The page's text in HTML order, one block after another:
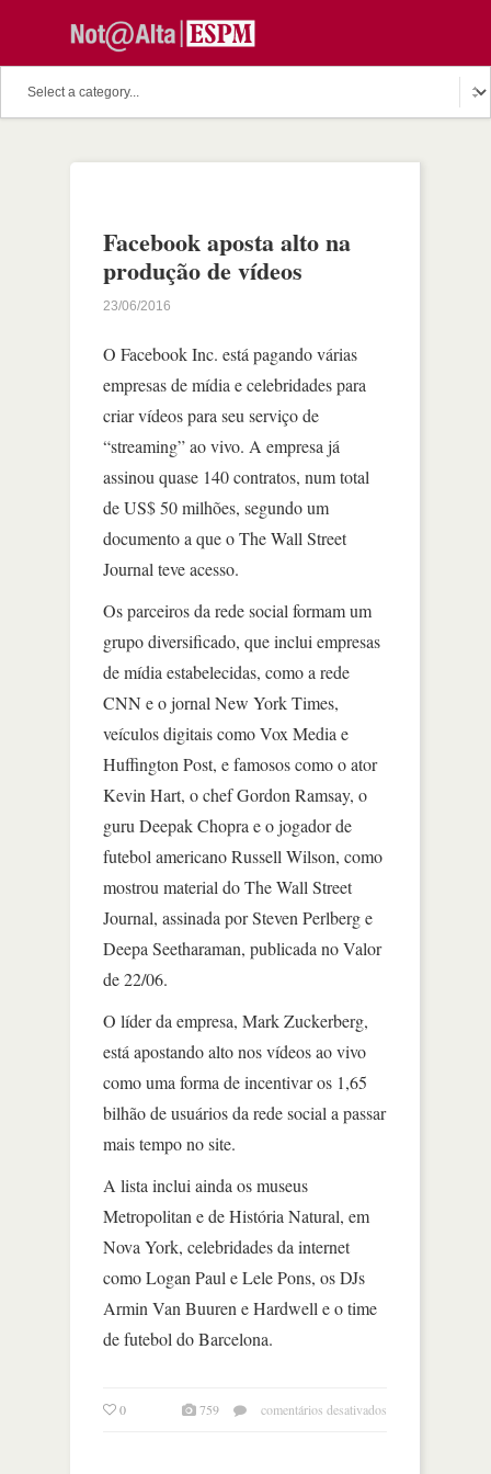
Facebook aposta alto na
produção de vídeos
23/06/2016
O Facebook Inc. está pagando várias
empresas de mídia e celebridades para
criar vídeos para seu serviço de
“streaming” ao vivo. A empresa já
assinou quase 140 contratos, num total
de US$ 50 milhões, segundo um
documento a que o The Wall Street
Journal teve acesso.
Os parceiros da rede social formam um
grupo diversificado, que inclui empresas
de mídia estabelecidas, como a rede
CNN e o jornal New York Times,
veículos digitais como Vox Media e
Huffington Post, e famosos como o ator
Kevin Hart, o chef Gordon Ramsay, o
guru Deepak Chopra e o jogador de
futebol americano Russell Wilson, como
mostrou material do The Wall Street
Journal, assinada por Steven Perlberg e
Deepa Seetharaman, publicada no Valor
de 22/06.
O líder da empresa, Mark Zuckerberg,
está apostando alto nos vídeos ao vivo
como uma forma de incentivar os 1,65
bilhão de usuários da rede social a passar
mais tempo no site.
A lista inclui ainda os museus
Metropolitan e de História Natural, em
Nova York, celebridades da internet
como Logan Paul e Lele Pons, os DJs
Armin Van Buuren e Hardwell e o time
de futebol do Barcelona.
0 759 comentários desativados